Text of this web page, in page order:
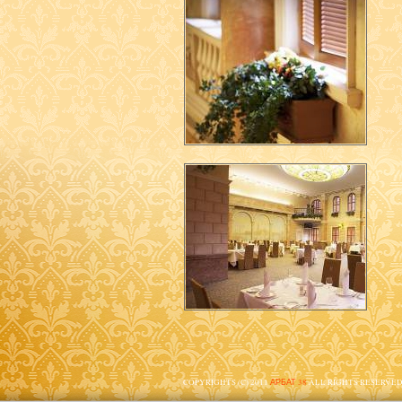
COPYRIGHTS (C) 2011АРБАТ 38ALL RIGHTS